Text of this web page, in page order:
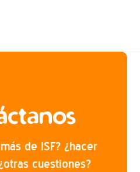
de ISF? ¿hacer
cuestiones?